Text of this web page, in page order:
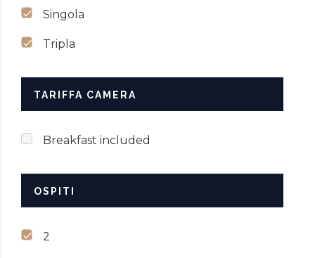
Singola
Tripla
TARIFFA CAMERA
Breakfast included
OSPITI
2